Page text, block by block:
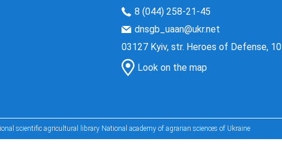
8 (044) 258-21-45
dnsgb_uaan@ukr.net
03127 Kyiv, str. Heroes of Defense, 10
Look on the map
scientific agricultural library National academy of agrarian sciences of Ukraine